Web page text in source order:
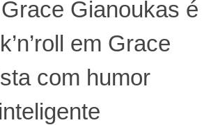
Gianoukas é
em Grace
com humor